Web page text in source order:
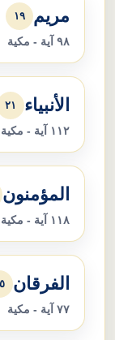
مريم ١٩
٩٨ آية - مكية
الأنبياء ٢١
١١٢ آية - مكية
المؤمنون
١١٨ آية - مكية
الفرقان
٧٧ آية - مكية